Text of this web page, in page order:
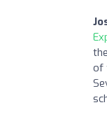
of